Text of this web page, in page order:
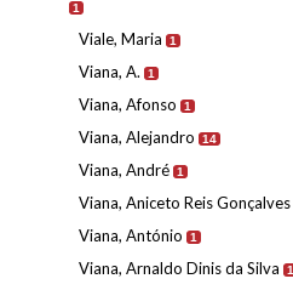
1
Viale, Maria 1
Viana, A. 1
Viana, Afonso 1
Viana, Alejandro 14
Viana, André 1
Viana, Aniceto Reis Gonçalves
Viana, António 1
Viana, Arnaldo Dinis da Silva 1